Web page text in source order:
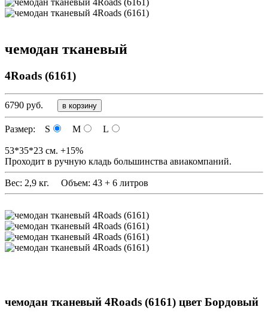
чемодан тканевый
4Roads (6161)
6790 руб.
Размер: S M L
53*35*23 см. +15%
Проходит в ручную кладь большинства авиакомпаний.
Вес: 2,9 кг. Объем: 43 + 6 литров
чемодан тканевый 4Roads (6161) цвет Бордовый